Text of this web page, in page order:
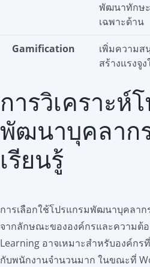
พัฒนาทักษะ
เฉพาะด้าน
Gamification
เพิ่มความส
สร้างแรงจูง
การวิเคราะห์
พัฒนาบุคลาก
เรียนรู้
การเลือกใช้โปรแกรมพัฒนาบุคลา
จากลักษณะขององค์กรและความต้
Learning อาจเหมาะสำหรับองค์ก
กับพนักงานจำนวนมาก ในขณะที่